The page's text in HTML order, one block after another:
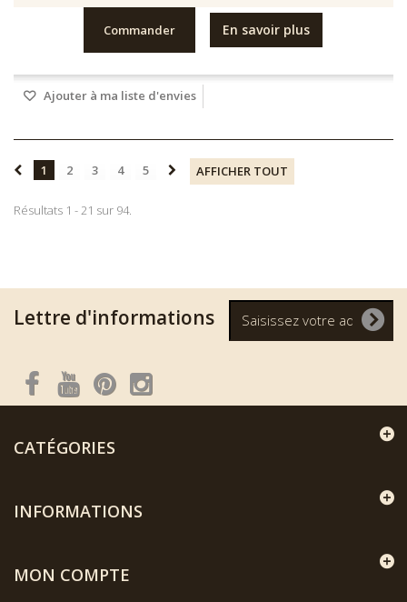
Commander En savoir plus
Ajouter à ma liste d'envies
AFFICHER TOUT
1 2 3 4 5
Résultats 1 - 21 sur 94.
Lettre d'informations
CATÉGORIES
INFORMATIONS
MON COMPTE